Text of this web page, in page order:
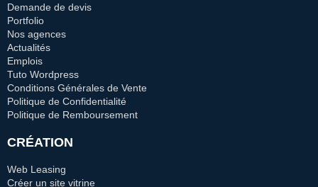
Demande de devis
Portfolio
Nos agences
Actualités
Emplois
Tuto Wordpress
Conditions Générales de Vente
Politique de Confidentialité
Politique de Remboursement
CRÉATION
Web Leasing
Créer un site vitrine